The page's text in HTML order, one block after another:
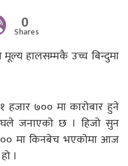
0
Shares
मूल्य हालसम्मकै उच्च बिन्दुमा
७०० मा कारोबार हुने
जनाएको छ । हिजो सुन
मा किनबेच भएकोमा आज
।